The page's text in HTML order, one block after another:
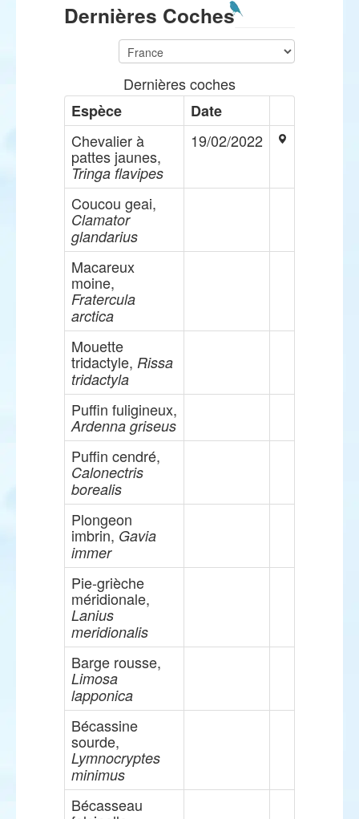
Dernières Coches
Dernières coches
Espèce
Date
Chevalier à
pattes jaunes,
Tringa flavipes
19/02/2022
Coucou geai,
Clamator
glandarius
Macareux
moine,
Fratercula
arctica
Mouette
tridactyle, Rissa
tridactyla
Puffin fuligineux,
Ardenna griseus
Puffin cendré,
Calonectris
borealis
Plongeon
imbrin, Gavia
immer
Pie-grièche
méridionale,
Lanius
meridionalis
Barge rousse,
Limosa
lapponica
Bécassine
sourde,
Lymnocryptes
minimus
Bécasseau